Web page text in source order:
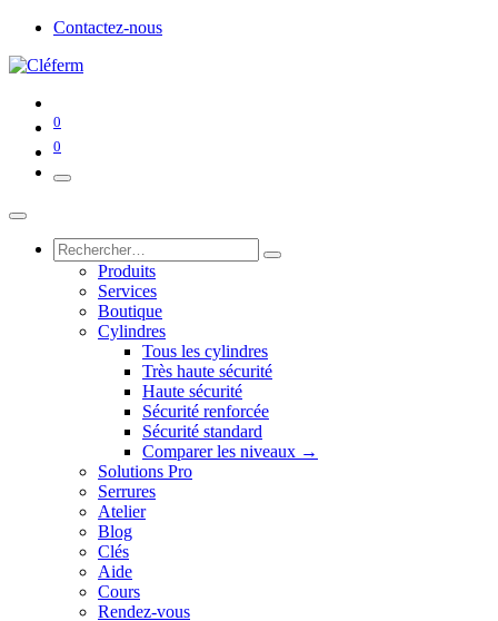
Contactez-nous
0
0
Produits
Services
Boutique
Cylindres
Tous les cylindres
Très haute sécurité
Haute sécurité
Sécurité renforcée
Sécurité standard
Comparer les niveaux →
Solutions Pro
Serrures
Atelier
Blog
Clés
Aide
Cours
Rendez-vous